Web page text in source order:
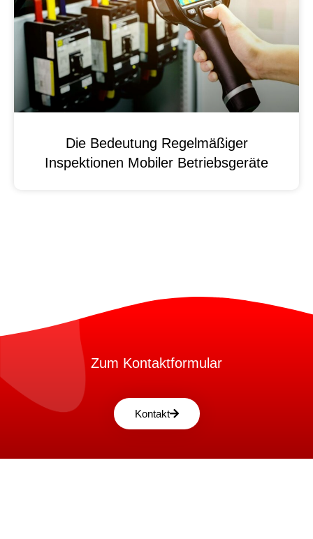
Die Bedeutung Regelmäßiger
Inspektionen Mobiler Betriebsgeräte
Zum Kontaktformular
Kontakt